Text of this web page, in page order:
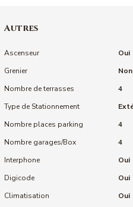
Autres
Ascenseur
Oui
Grenier
Non
Nombre de terrasses
4
Type de Stationnement
Nombre places parking
4
Nombre garages/Box
4
Interphone
Oui
Digicode
Oui
Climatisation
Oui